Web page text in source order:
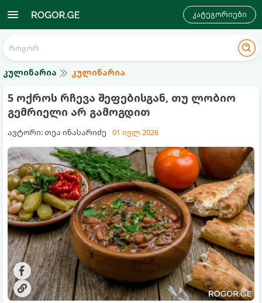
კატეგორიები
კულინარია კულინარია
5 ოქროს რჩევა შეფებისგან, თუ ლობიო
გემრიელი არ გამოგდით
ავტორი: თეა ინასარიძე 01 ივლ 2026